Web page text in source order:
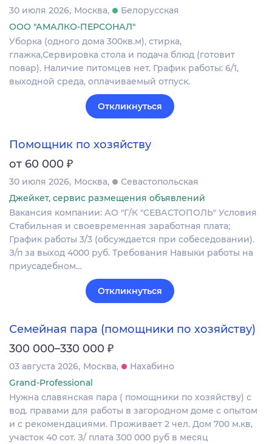
30 июля 2026 Москва
Белорусская
ООО "АМАЛКО-ПЕРСОНАЛ"
Уборка (одного дома 300кв.м), стирка,
глажка,Сервировка стола и подача блюд (готовит
повар). Наличие питомцев нет. График работы: 6/1,
выходной среда, оплачиваемый отпуск.
Откликнуться
Помощник по хозяйству
от 60 000 ₽
30 июля 2026 Москва
Севастопольская
Джейкет, сервис размещения объявлений
Вакансия компании: АО "Г/К "СЕВАСТОПОЛЬ" Условия
Стабильная и своевременная заработная плата;
График работы 3/3 (обсуждается при собеседовании).
З/п за выход 4000 руб. Требования Навыки работы на
приусадебном…
Откликнуться
Семейная пара (помощники по хозяйству)
300 000–330 000 ₽
03 августа 2026 Москва
Нахабино
Grand-Professional
Нужна славянская пара ( помощники по хозяйству) с
вод. правами для работы в загородном доме с опытом
и с рекомендациями. Проживает 2 чел. Дом 700 м.кв,
участок 40 сот. З/ плата 300 000 руб в месяц